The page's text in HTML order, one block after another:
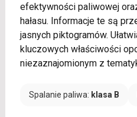
efektywności paliwowej
hałasu. Informacje te są
jasnych piktogramów.
kluczowych właściwości
niezaznajomionym z
Spalanie paliwa: klasa B